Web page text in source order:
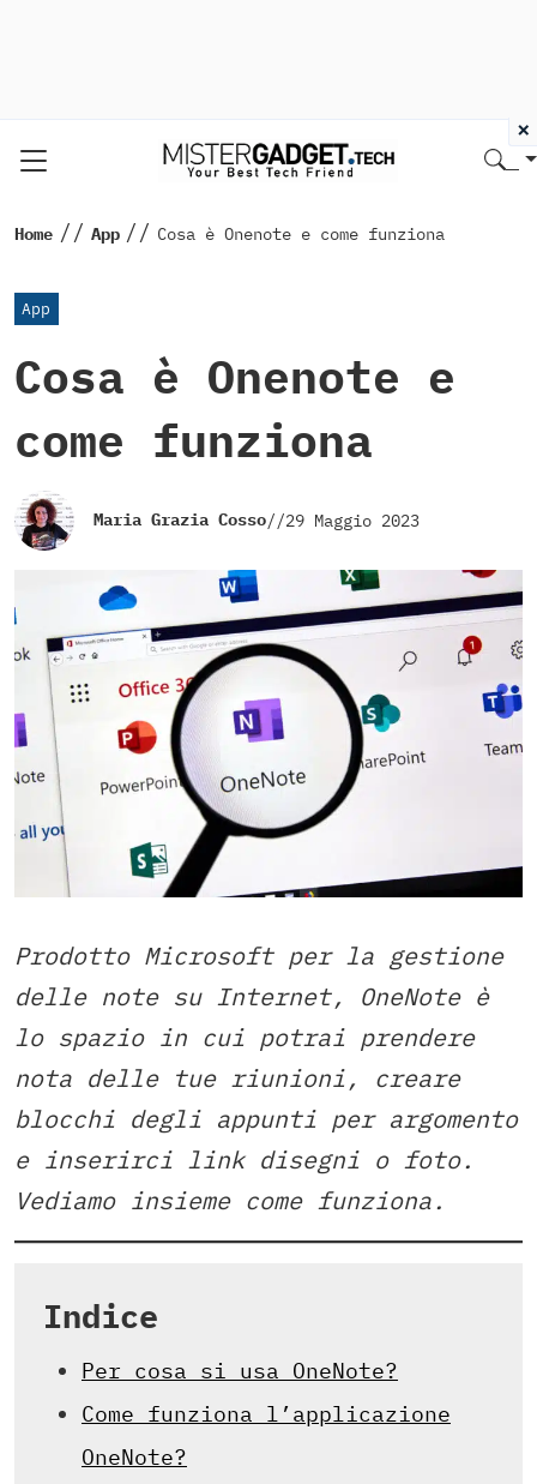
Home // App // Cosa è Onenote e come funziona
App
Cosa è Onenote e
come funziona
Maria Grazia Cosso//29 Maggio 2023
Prodotto Microsoft per la gestione
delle note su Internet, OneNote è
lo spazio in cui potrai prendere
nota delle tue riunioni, creare
blocchi degli appunti per argomento
e inserirci link disegni o foto.
Vediamo insieme come funziona.
Indice
Per cosa si usa OneNote?
Come funziona l’applicazione
OneNote?
×